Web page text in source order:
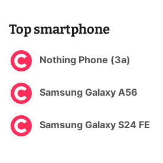
Top smartphone
Nothing Phone (3a)
Samsung Galaxy A56
Samsung Galaxy S24 FE